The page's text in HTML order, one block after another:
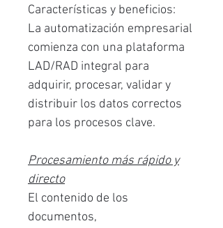
Características y beneficios:
La automatización empresarial
comienza con una plataforma
LAD/RAD integral para
adquirir, procesar, validar y
distribuir los datos correctos
para los procesos clave.
Procesamiento más rápido y
directo
El contenido de los
documentos,